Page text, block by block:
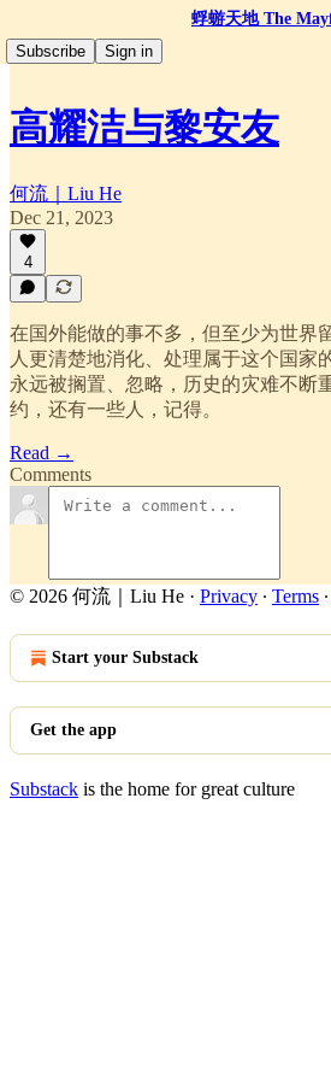
蜉蝣天地 The
Subscribe
Sign in
高耀洁与黎安友
何流｜Liu He
Dec 21, 2023
4
在国外能做的事不多，但至少为世界
人更清楚地消化、处理属于这个国家
永远被搁置、忽略，历史的灾难不断
约，还有一些人，记得。
Read →
Comments
© 2026 何流｜Liu He · Privacy ∙ Terms ∙
Start your Substack
Get the app
Substack is the home for great culture